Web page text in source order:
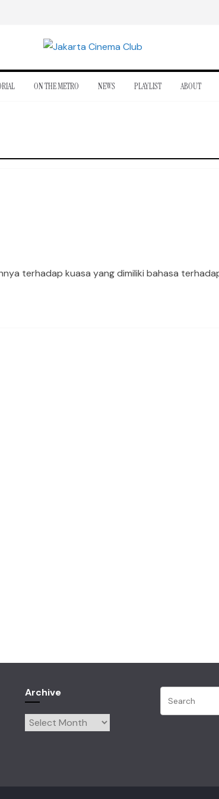
ON THE METRO NEWS PLAYLIST ABOUT
terhadap kuasa yang dimiliki bahasa
Archive
Archive